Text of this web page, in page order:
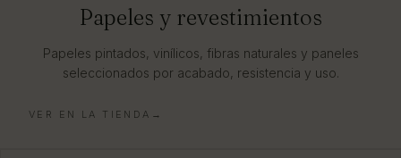
Papeles y revestimientos
Papeles pintados, vinílicos, fibras naturales y paneles
seleccionados por acabado, resistencia y uso.
VER EN LA TIENDA→